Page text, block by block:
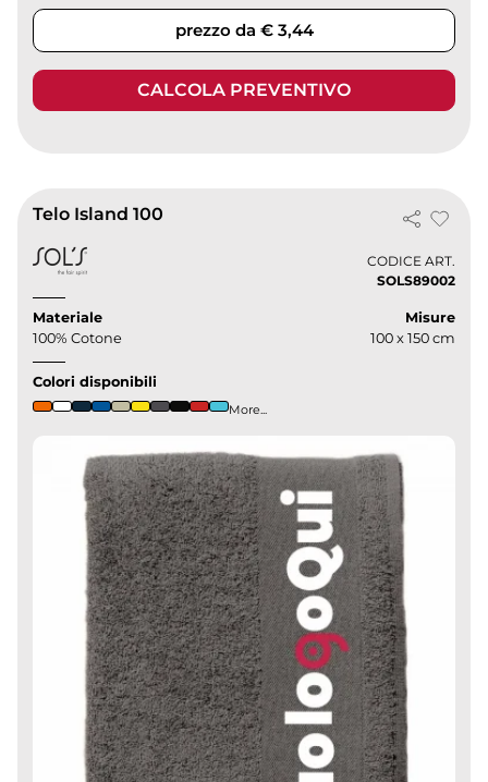
prezzo da € 3,44
CALCOLA PREVENTIVO
Telo Island 100
CODICE ART.
SOLS89002
Materiale
100% Cotone
Misure
100 x 150 cm
Colori disponibili
More...